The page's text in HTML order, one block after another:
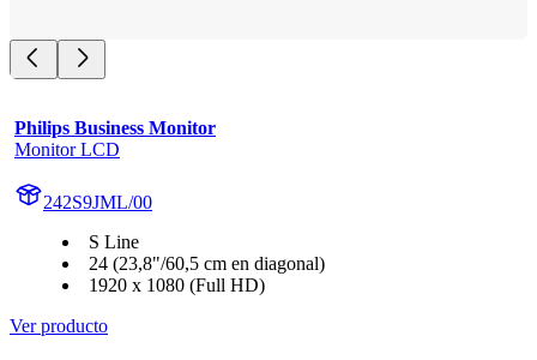
Philips Business Monitor
Monitor LCD
242S9JML/00
S Line
24 (23,8"/60,5 cm en diagonal)
1920 x 1080 (Full HD)
Ver producto